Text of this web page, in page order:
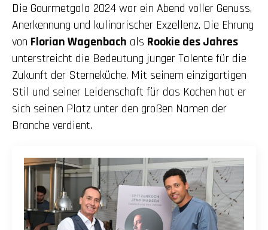
Die Gourmetgala 2024 war ein Abend voller Genuss,
Anerkennung und kulinarischer Exzellenz. Die Ehrung
von Florian Wagenbach als Rookie des Jahres
unterstreicht die Bedeutung junger Talente für die
Zukunft der Sterneküche. Mit seinem einzigartigen
Stil und seiner Leidenschaft für das Kochen hat er
sich seinen Platz unter den großen Namen der
Branche verdient.